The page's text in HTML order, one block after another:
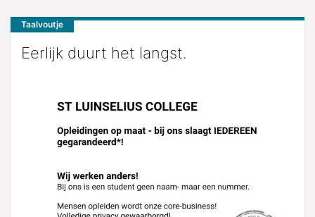
Taalvoutje
Eerlijk duurt het langst.